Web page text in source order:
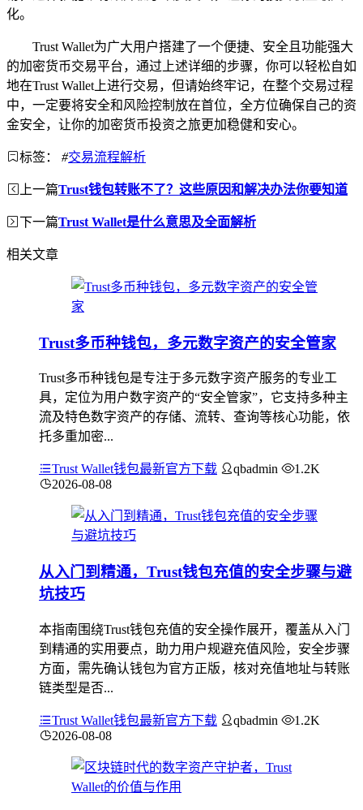
化。
Trust Wallet为广大用户搭建了一个便捷、安全且功能强大
的加密货币交易平台，通过上述详细的步骤，你可以轻松自如
地在Trust Wallet上进行交易，但请始终牢记，在整个交易过程
中，一定要将安全和风险控制放在首位，全方位确保自己的资
金安全，让你的加密货币投资之旅更加稳健和安心。
标签： #交易流程解析
上一篇Trust钱包转账不了？这些原因和解决办法你要知道
下一篇Trust Wallet是什么意思及全面解析
相关文章
Trust多币种钱包，多元数字资产的安全管家
Trust多币种钱包是专注于多元数字资产服务的专业工
具，定位为用户数字资产的“安全管家”，它支持多种主
流及特色数字资产的存储、流转、查询等核心功能，依
托多重加密...
Trust Wallet钱包最新官方下载 qbadmin
1.2K
2026-08-08
从入门到精通，Trust钱包充值的安全步骤与避
坑技巧
本指南围绕Trust钱包充值的安全操作展开，覆盖从入门
到精通的实用要点，助力用户规避充值风险，安全步骤
方面，需先确认钱包为官方正版，核对充值地址与转账
链类型是否...
Trust Wallet钱包最新官方下载 qbadmin
1.2K
2026-08-08